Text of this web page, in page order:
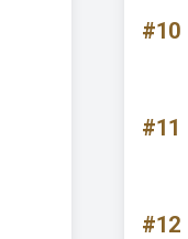
#10
#11
#12